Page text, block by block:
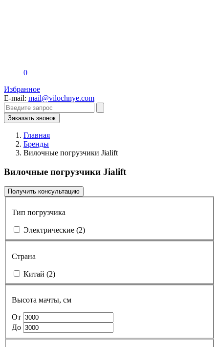
0
Избранное
E-mail: mail@vilochnye.com
Заказать звонок
Главная
Бренды
Вилочные погрузчики Jialift
Вилочные погрузчики Jialift
Получить консультацию
Тип погрузчика
Электрические (2)
Страна
Китай (2)
Высота мачты, см
От
До